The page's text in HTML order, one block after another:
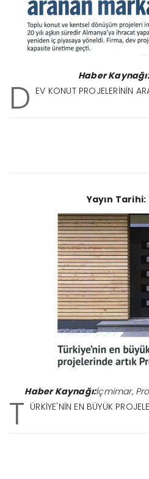
Haber
D EV KONUT PROJELERİNİN
Yayın Tarihi:
Haber Kaynağı:İçmimar,
T ÜRKİYE'NİN EN BÜYÜK